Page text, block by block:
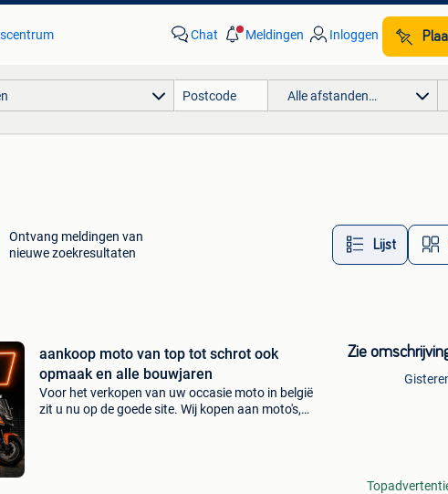
Chat Meldingen Inloggen
Alle afstanden…
Ontvang meldingen van
nieuwe zoekresultaten
Lijst
aankoop moto van top tot schrot ook
opmaak en alle bouwjaren
Voor het verkopen van uw occasie moto in belgië
zit u nu op de goede site. Wij kopen aan moto's,
Zie